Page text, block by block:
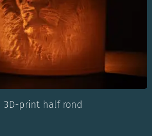
3D-print half rond